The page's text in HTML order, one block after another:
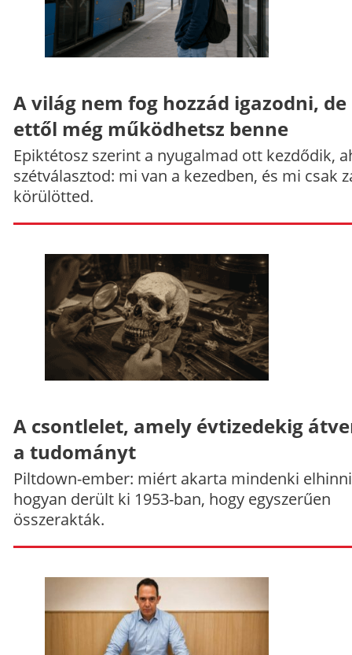
A világ nem fog hozzád igazodni, de
ettől még működhetsz benne
Epiktétosz szerint a nyugalmad ott kezdődik,
szétválasztod: mi van a kezedben, és mi csak
körülötted.
A csontlelet, amely évtizedekig
a tudományt
Piltdown-ember: miért akarta mindenki
hogyan derült ki 1953-ban, hogy egyszerűen
összerakták.